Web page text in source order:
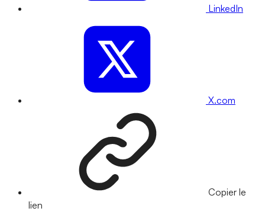
LinkedIn
X.com
Copier le
lien